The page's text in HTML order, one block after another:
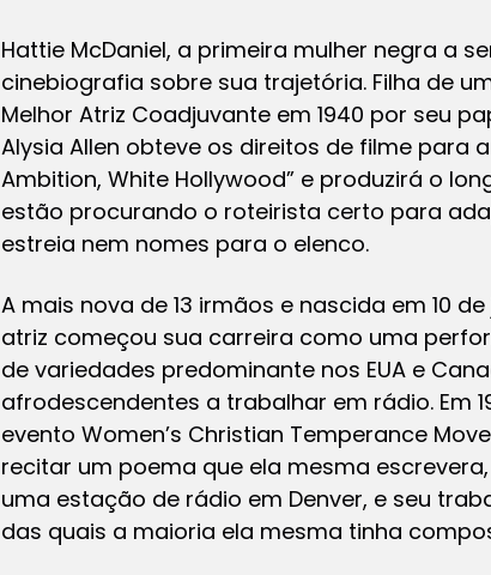
Hattie McDaniel, a primeira mulher negra a
cinebiografia sobre sua trajetória. Filha de
Melhor Atriz Coadjuvante em 1940 por seu
Alysia Allen obteve os direitos de filme para
Ambition, White Hollywood” e produzirá o
estão procurando o roteirista certo para
estreia nem nomes para o elenco.
A mais nova de 13 irmãos e nascida em 10
atriz começou sua carreira como uma
de variedades predominante nos EUA e
afrodescendentes a trabalhar em rádio. Em
evento Women’s Christian Temperance
recitar um poema que ela mesma escrevera,
uma estação de rádio em Denver, e seu
das quais a maioria ela mesma tinha